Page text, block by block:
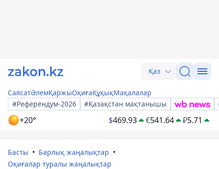
Қаз
СаясатӘлемҚаржыОқиғаҚұқықМақалалар
#Референдум-2026
#Қазақстан мақтанышы
+20° $469.93 €541.64 ₽5.71
Басты
Барлық жаңалықтар
Оқиғалар туралы жаңалықтар